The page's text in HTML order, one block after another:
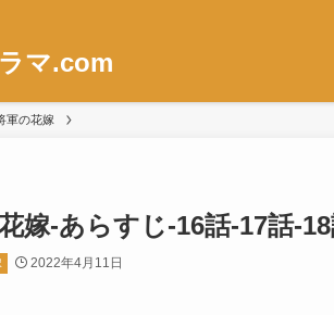
マ.com
軍の花嫁
嫁-あらすじ-16話-17話-
2022年4月11日